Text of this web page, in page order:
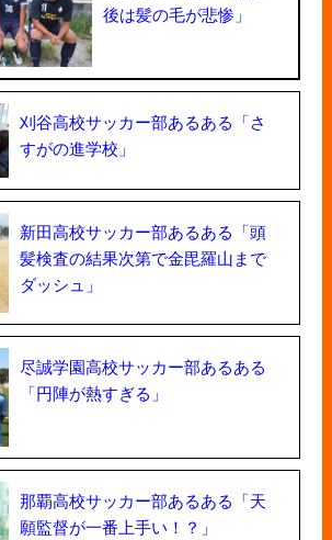
後は髪の毛が悲惨」
刈谷高校サッカー部あるある「さ
すがの進学校」
新田高校サッカー部あるある「頭
髪検査の結果次第で金毘羅山まで
ダッシュ」
尽誠学園高校サッカー部あるある
「円陣が熱すぎる」
那覇高校サッカー部あるある「天
願監督が一番上手い！？」